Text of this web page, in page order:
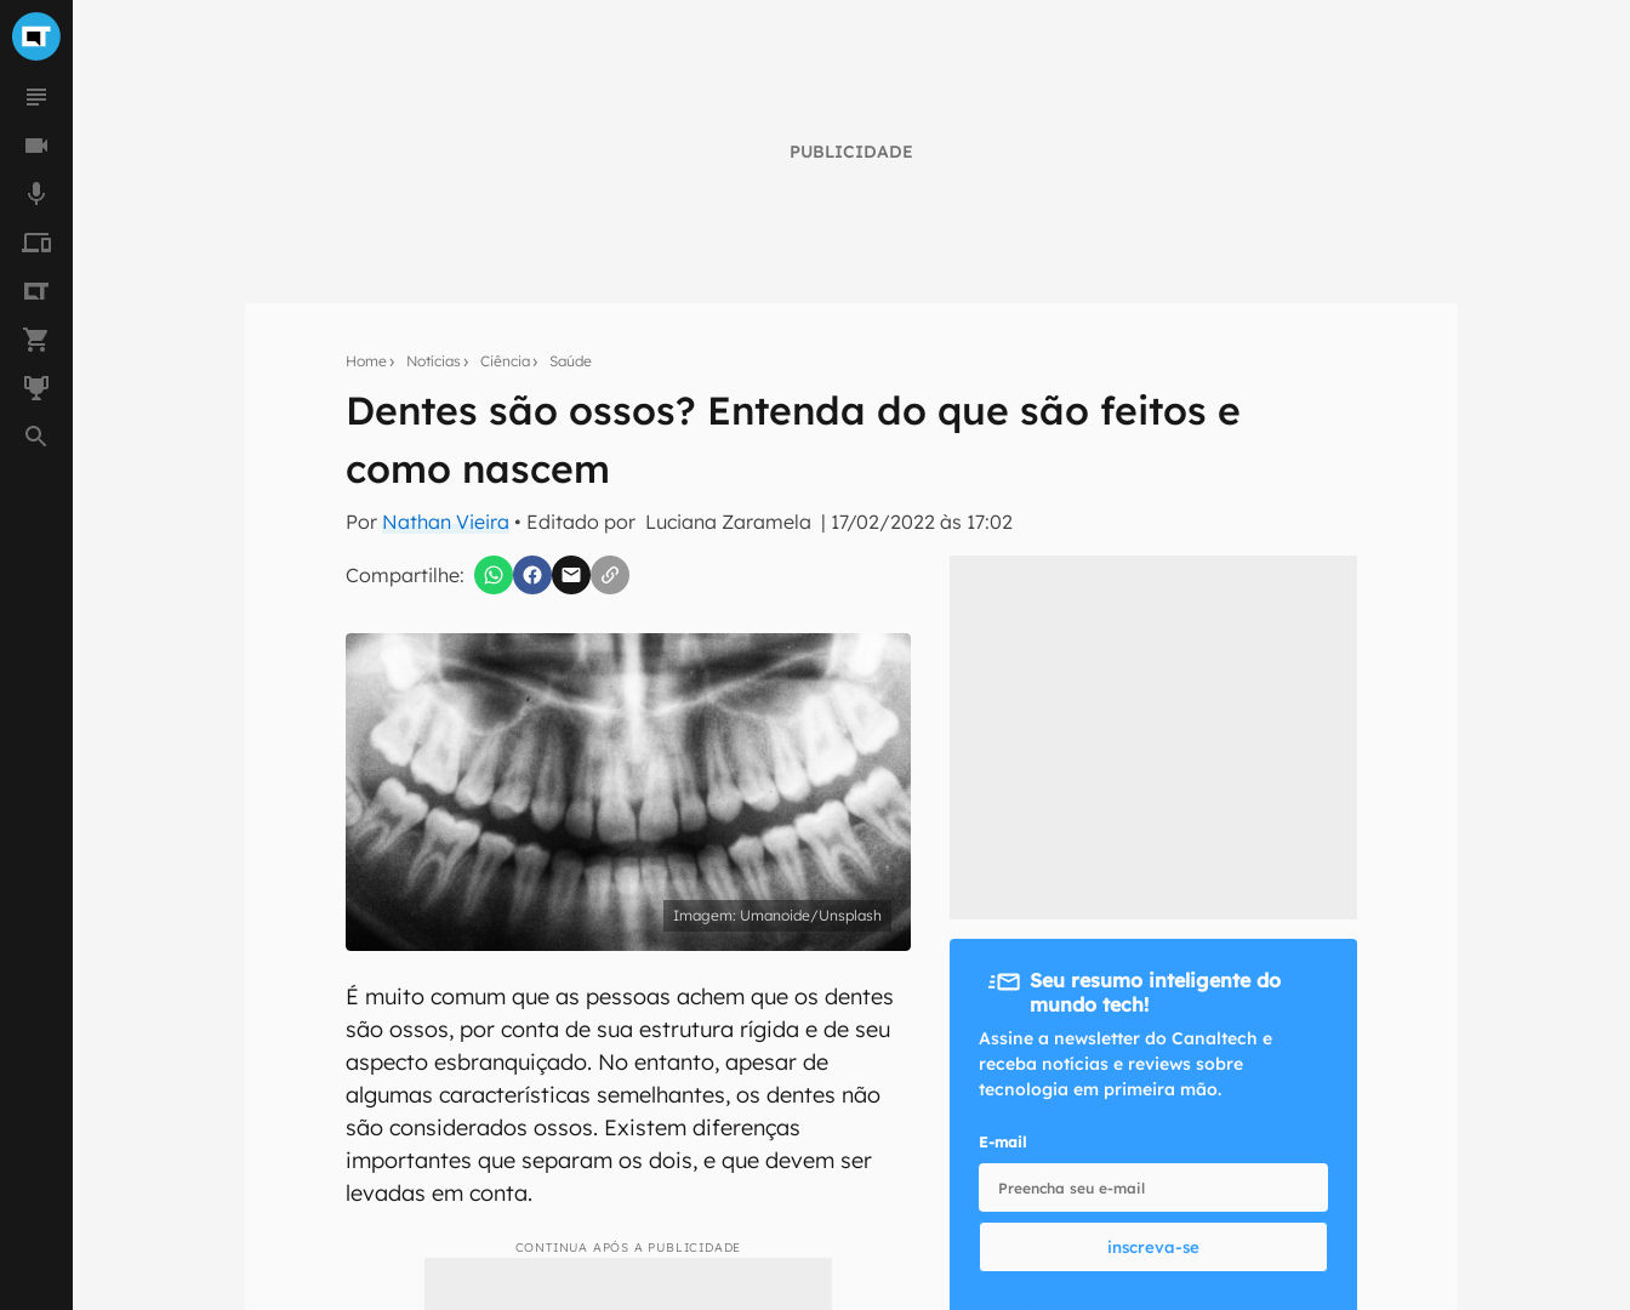
PUBLICIDADE
Home Notícias Ciência Saúde
Dentes são ossos? Entenda do que são feitos e
como nascem
Por Nathan Vieira • Editado por Luciana Zaramela | 17/02/2022 às 17:02
Compartilhe:
Seu resumo inteligente do mundo tech!
Assine a newsletter do Canaltech e receba notícias e reviews sobre tecnologia em primeira
mão.
E-mail
Confirmo que li, aceito e concordo com os Termos de Uso e Política de Privacidade do Canaltech.
Umanoide/Unsplash
É muito comum que as pessoas achem que os dentes
são ossos, por conta de sua estrutura rígida e de seu
aspecto esbranquiçado. No entanto, apesar de
algumas características semelhantes, os dentes não
são considerados ossos. Existem diferenças
importantes que separam os dois, e que devem ser
levadas em conta.
CONTINUA APÓS A PUBLICIDADE
Seu resumo inteligente do
mundo tech!
Assine a newsletter do Canaltech e
receba notícias e reviews sobre
tecnologia em primeira mão.
E-mail
inscreva-se